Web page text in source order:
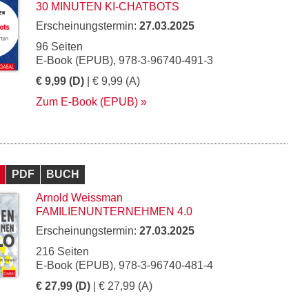
30 MINUTEN KI-CHATBOTS
Erscheinungstermin: 27.03.2025
96 Seiten
E-Book (EPUB), 978-3-96740-491-3
€ 9,99 (D) | € 9,99 (A)
Zum E-Book (EPUB)
PDF
BUCH
Arnold Weissman
FAMILIENUNTERNEHMEN 4.0
Erscheinungstermin: 27.03.2025
216 Seiten
E-Book (EPUB), 978-3-96740-481-4
€ 27,99 (D) | € 27,99 (A)